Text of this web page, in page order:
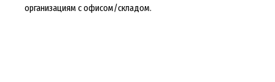
организациям с офисом/складом.